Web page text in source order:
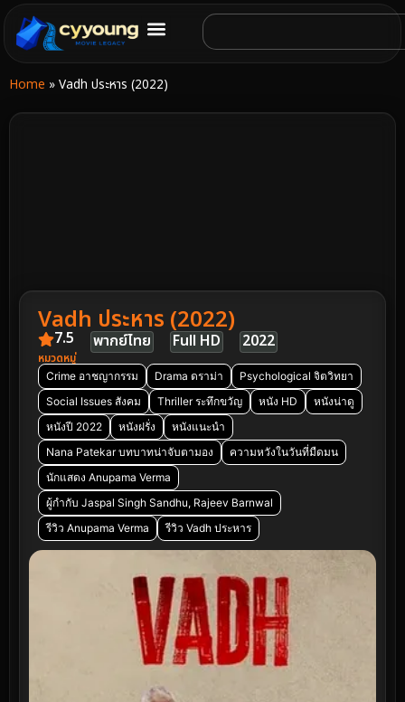
Home » Vadh ประหาร (2022)
Vadh ประหาร (2022)
7.5 พากย์ไทย Full HD 2022
หมวดหมู่
Crime อาชญากรรม Drama ดราม่า
Psychological จิตวิทยา
Social Issues สังคม
Thriller ระทึกขวัญ หนัง HD
หนังน่าดู
หนังปี 2022
หนังฝรั่ง
หนังแนะนำ
Nana Patekar บทบาทน่าจับตามอง
ความหวังในวันที่มืดมน
นักแสดง Anupama Verma
ผู้กำกับ Jaspal Singh Sandhu, Rajeev Barnwal
รีวิว Anupama Verma
รีวิว Vadh ประหาร